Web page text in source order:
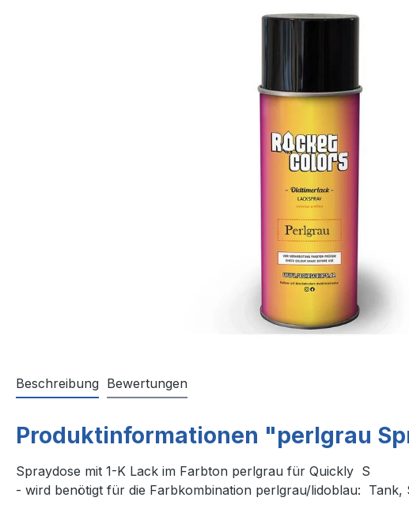
Beschreibung Bewertungen
Produktinformationen "perlgrau
Spraydose mit 1-K Lack im Farbton perlgrau für Quickly S
- wird benötigt für die Farbkombination perlgrau/lidoblau: Tank,